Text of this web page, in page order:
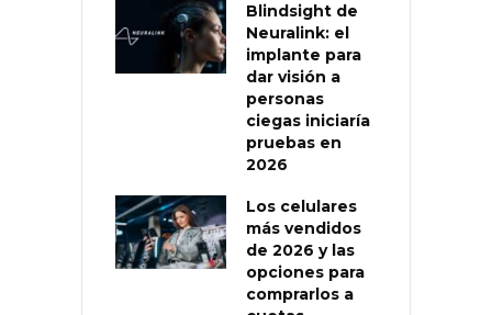
Blindsight de
Neuralink: el
implante para
dar visión a
personas
ciegas iniciaría
pruebas en
2026
Los celulares
más vendidos
de 2026 y las
opciones para
comprarlos a